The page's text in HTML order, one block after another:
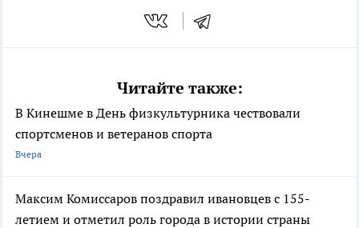
Читайте также:
В Кинешме в День физкультурника чествовали
спортсменов и ветеранов спорта
Вчера
Максим Комиссаров поздравил ивановцев с 155-
летием и отметил роль города в истории страны